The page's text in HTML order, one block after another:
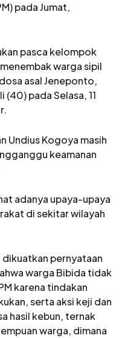
pada Jumat,
pasca kelompok
warga sipil
asal Jeneponto,
(40) pada Selasa, 11
Undius Kogoya masih
keamanan
adanya upaya-upaya
di sekitar wilayah
dikuatkan pernyataan
warga Bibida tidak
karena tindakan
serta aksi keji dan
hasil kebun, ternak
warga, dimana